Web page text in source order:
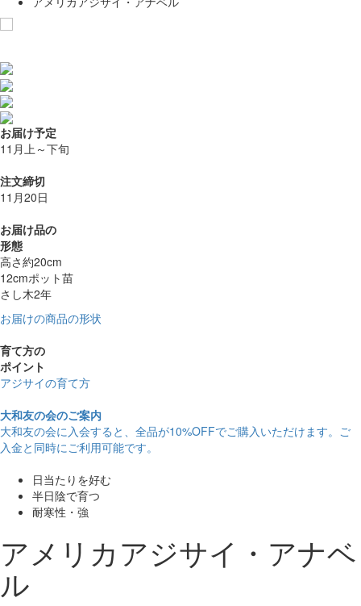
お届け予定
11月上～下旬
注文締切
11月20日
お届け品の
形態
高さ約20cm
12cmポット苗
さし木2年
お届けの商品の形状
育て方の
ポイント
アジサイの育て方
大和友の会のご案内
大和友の会に入会すると、 全品が10%OFFでご購入いただけます。ご
入金と同時にご利用可能です。
日当たりを好む
半日陰で育つ
耐寒性・強
アメリカアジサイ・アナベ
ル